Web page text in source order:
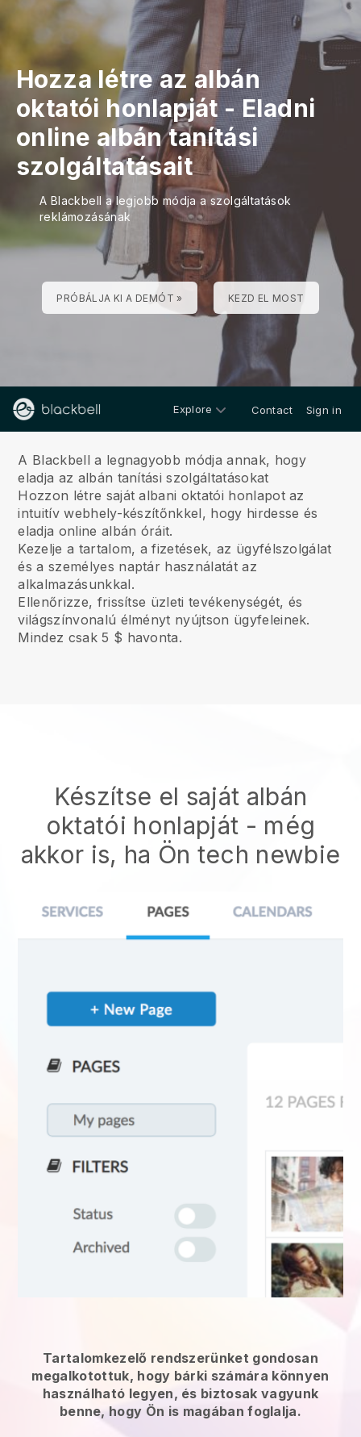
Hozza létre az albán
oktatói honlapját-Eladni
online albán tanítási
szolgáltatásait
A Blackbell a legjobb módja a szolgáltatások
reklámozásának
PRÓBÁLJA KI A DEMÓT » KEZD EL MOST
Explore Contact Sign in
A Blackbell a legnagyobb módja annak, hogy
eladja az albán tanítási szolgáltatásokat
Hozzon létre saját albani oktatói honlapot az
intuitív webhely-készítőnkkel, hogy hirdesse és
eladja online albán óráit.
Kezelje a tartalom, a fizetések, az ügyfélszolgálat
és a személyes naptár használatát az
alkalmazásunkkal.
Ellenőrizze, frissítse üzleti tevékenységét, és
világszínvonalú élményt nyújtson ügyfeleinek.
Mindez csak 5 $ havonta.
Készítse el saját albán
oktatói honlapját - még
akkor is, ha Ön tech newbie
Tartalomkezelő rendszerünket gondosan
megalkotottuk, hogy bárki számára könnyen
használható legyen, és biztosak vagyunk
benne, hogy Ön is magában foglalja.